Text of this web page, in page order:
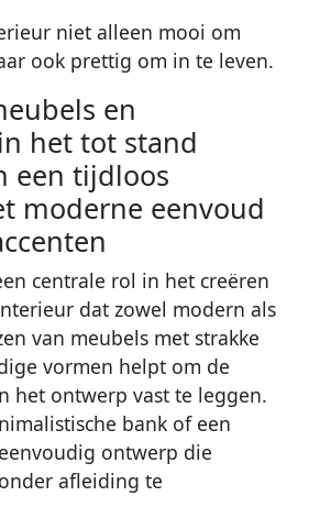
niet alleen mooi om
ook prettig om in te leven.
en
het tot stand
een tijdloos
moderne eenvoud
centrale rol in het creëren
dat zowel modern als
van meubels met strakke
vormen helpt om de
het ontwerp vast te leggen.
bank of een
ontwerp die
afleiding te